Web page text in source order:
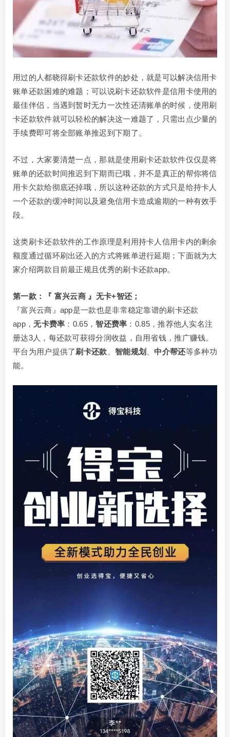
​用过的人都晓得刷卡还款软件的妙处，就是可以解决信用卡
账单还款困难的难题；可以说刷卡还款软件是信用卡使用的
最佳伴侣，当遇到暂时无力一次性还清账单的时候，使用刷
卡还款软件就可以轻松的解决这一难题了，只需出点少量的
手续费即可将全部账单推迟到下期了。
不过，大家要清楚一点，那就是使用刷卡还款软件仅仅是将
账单的还款时间推迟到下期而已哦，并不是真正的帮你将信
用卡欠款给彻底还掉哦，所以这种还款的方式只是给持卡人
一个还款的缓冲时间以及避免信用卡造成逾期的一种有效手
段。
这类刷卡还款软件的工作原理是利用持卡人信用卡内的剩余
额度通过循环刷出还入的方式将账单进行延期；下面就为大
家介绍两款目前最正规且优秀的刷卡还款app。
第一款：『 富兴云商 』无卡+智还；
『富兴云商』app是一款也是非常稳定靠谱的刷卡还款
app，无卡费率 ：0.65，智还费率 ：0.85，推荐他人实名注
册达3人，每还款可获得分润收益，自用省钱，推广赚钱。
平台为用户提供了刷卡还款 智能规划 、中介帮还等多种功
能。